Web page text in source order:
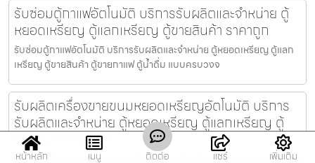
รับซ่อมตู้กาแฟ​อัตโนมัติ บริการรับผลิตและจำหน่าย ตู้
หยอดเหรียญ ตู้แลกเหรียญ ตู้ขายสินค้า ราคาถูก
รับซ่อมตู้กาแฟ​อัตโนมัติ บริการรับผลิตและจำหน่าย ตู้หยอดเหรียญ ตู้แลก
เหรียญ ตู้ขายสินค้า ตู้ขายกาแฟ ตู้น้ำดื่ม แบบครบวงจ
รับผลิตเครื่องขายขนมหยอดเหรียญ​​อัตโนมัติ บริการ
รับผลิตและจำหน่าย ตู้หยอดเหรียญ ตู้แลกเหรียญ ตู้
ขายสินค้า ราคาถูก
รับผลิตเครื่องขายขนมหยอดเหรียญ​​อัตโนมัติ บริการรับผลิตและจำหน่าย ตู้
หน้าหลัก เมนู ติดต่อ แชร์ เพิ่มเติม